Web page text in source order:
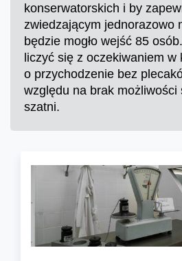
konserwatorskich i by
zwiedzającym jednorazowo
będzie mogło wejść 85
liczyć się z oczekiwaniem w
o przychodzenie bez
względu na brak możliwości
szatni.